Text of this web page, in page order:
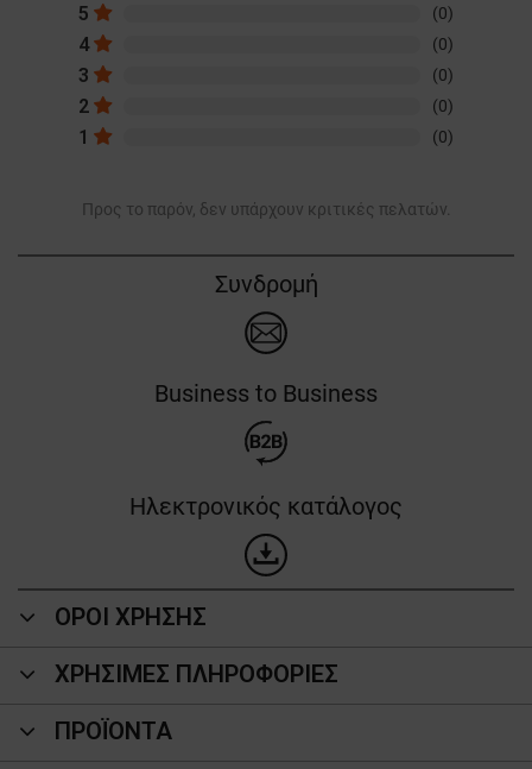
5 (0)
4 (0)
3 (0)
2 (0)
1 (0)
Προς το παρόν, δεν υπάρχουν κριτικές πελατών.
Συνδρομή
Business to Business
Ηλεκτρονικός κατάλογος
ΟΡΟΙ ΧΡΗΣΗΣ
ΧΡΗΣΙΜΕΣ ΠΛΗΡΟΦΟΡΙΕΣ
ΠΡΟΪΌΝΤΑ